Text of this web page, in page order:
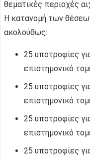
θεματικές περιοχές
Η κατανομή των
ακολούθως:
25 υποτροφίες
επιστημονικό
25 υποτροφίες
επιστημονικό
25 υποτροφίες
επιστημονικό
25 υποτροφίες